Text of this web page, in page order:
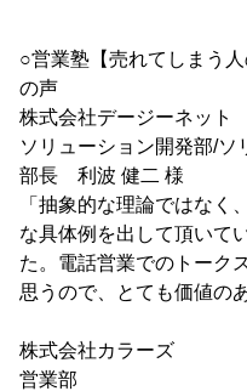
○営業塾【売れてしまう
の声
株式会社デージーネット
ソリューション開発部/ソ
部長 利波 健二 様
「抽象的な理論ではなく
な具体例を出して頂いて
た。電話営業でのトーク
思うので、とても価値の
株式会社カラーズ
営業部